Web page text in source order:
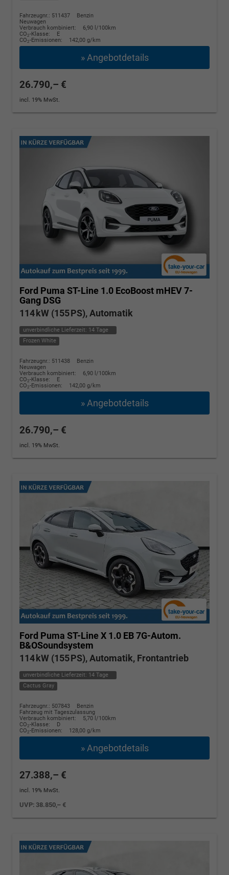
Fahrzeugnr.: 511437
Benzin
Neuwagen
Verbrauch kombiniert:
6,90 l/100km
CO2-Klasse:
E
CO2-Emissionen: 142,00 g/km
» Angebotdetails
26.790,– €
incl. 19% MwSt.
Ford Puma ST-Line 1.0 EcoBoost mHEV 7-
Gang DSG
114 kW (155 PS), Automatik
unverbindliche Lieferzeit: 14 Tage
Frozen White
Fahrzeugnr.: 511438
Benzin
Neuwagen
Verbrauch kombiniert:
6,90 l/100km
CO2-Klasse:
E
CO2-Emissionen: 142,00 g/km
» Angebotdetails
26.790,– €
incl. 19% MwSt.
Ford Puma ST-Line X 1.0 EB 7G-Autom.
B&OSoundsystem
114 kW (155 PS), Automatik, Frontantrieb
unverbindliche Lieferzeit: 14 Tage
Cactus Gray
Fahrzeugnr.: 507843
Benzin
Fahrzeug mit Tageszulassung
Verbrauch kombiniert:
5,70 l/100km
CO2-Klasse:
D
CO2-Emissionen: 128,00 g/km
» Angebotdetails
27.388,– €
incl. 19% MwSt.
UVP: 38.850,– €